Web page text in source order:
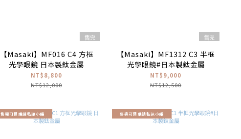
售完
【Masaki】MF016 C4 方框
光學眼鏡 日本製鈦金屬
NT$8,800
NT$12,000
售完
【Masaki】MF1312 C3 半框
光學眼鏡#日本製鈦金屬
NT$9,000
NT$12,500
售完可預購請私訊小編 售完可預購請私訊小編